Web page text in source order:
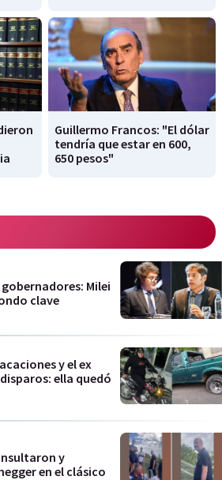
Guillermo Francos: "El dólar
tendría que estar en 600,
650 pesos"
Milei
clave
y el ex
ella quedó
y
en el clásico